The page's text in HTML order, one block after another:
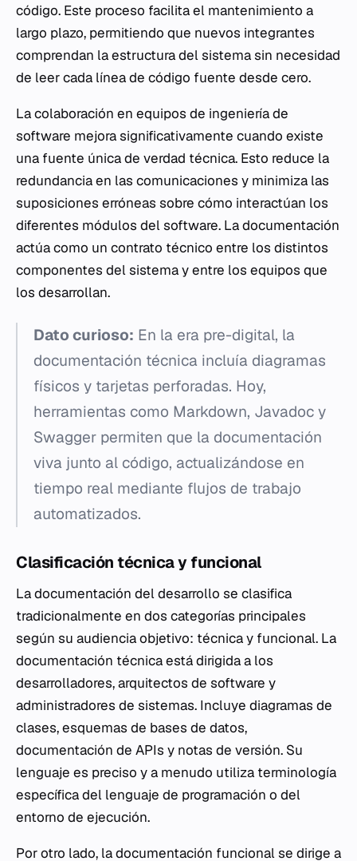
código. Este proceso facilita el mantenimiento a
largo plazo, permitiendo que nuevos integrantes
comprendan la estructura del sistema sin necesidad
de leer cada línea de código fuente desde cero.
La colaboración en equipos de ingeniería de
software mejora significativamente cuando existe
una fuente única de verdad técnica. Esto reduce la
redundancia en las comunicaciones y minimiza las
suposiciones erróneas sobre cómo interactúan los
diferentes módulos del software. La documentación
actúa como un contrato técnico entre los distintos
componentes del sistema y entre los equipos que
los desarrollan.
Dato curioso: En la era pre-digital, la
documentación técnica incluía diagramas
físicos y tarjetas perforadas. Hoy,
herramientas como Markdown, Javadoc y
Swagger permiten que la documentación
viva junto al código, actualizándose en
tiempo real mediante flujos de trabajo
automatizados.
Clasificación técnica y funcional
La documentación del desarrollo se clasifica
tradicionalmente en dos categorías principales
según su audiencia objetivo: técnica y funcional. La
documentación técnica está dirigida a los
desarrolladores, arquitectos de software y
administradores de sistemas. Incluye diagramas de
clases, esquemas de bases de datos,
documentación de APIs y notas de versión. Su
lenguaje es preciso y a menudo utiliza terminología
específica del lenguaje de programación o del
entorno de ejecución.
Por otro lado, la documentación funcional se dirige a